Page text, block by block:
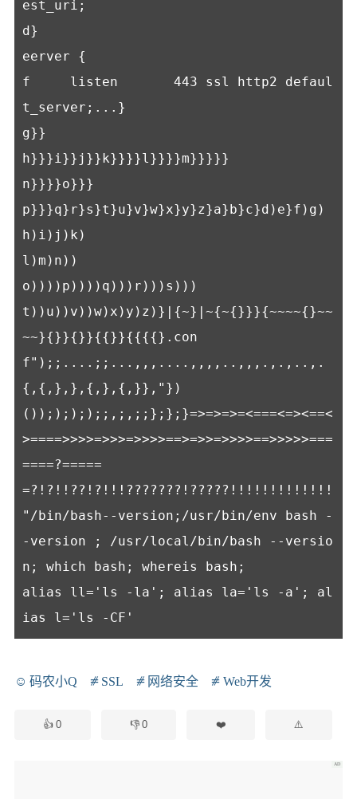
est_uri;
d}
eerver {
f     listen       443 ssl http2 defaul
t_server;...}
g}}
h}}}i}}j}}k}}}}l}}}}m}}}}}
n}}}}o}}}
p}}}q}r}s}t}u}v}w}x}y}z}a}b}c}d)e}f)g)
h)i)j)k)
l)m)n))
o))))p))))q)))r)))s)))
t))u))v))w)x)y)z)}|{~}|~{~{}}}{~~~~{}~~
~~}{}}{}}{{}}{{{{}.con
f");;....;;...,,,....,,,,..,,,.,.,..,.
{,{,},},{,},{,}},"})
()););););;,;,;;};};}=>=>=>=<===<=><==<
>====>>>>=>>>=>>>>==>=>>=>>>>==>>>>>===
====?=====
=?!?!!??!?!!!???????!?????!!!!!!!!!!!!!
"/bin/bash--version;/usr/bin/env bash -
-version ; /usr/local/bin/bash --versio
n; which bash; whereis bash;
alias ll='ls -la'; alias la='ls -a'; al
码农小Q SSL 网络安全 Web开发
0 0